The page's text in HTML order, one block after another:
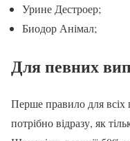
Урине Дестроер;
Биодор Анімал;
Для певних
Перше правило для всіх
потрібно відразу, як